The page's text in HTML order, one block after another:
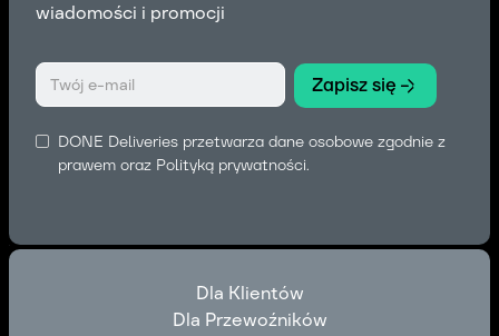
wiadomości i promocji
DONE Deliveries przetwarza dane osobowe zgodnie z
prawem oraz Polityką prywatności.
Dla Klientów
Dla Klientów
Dla Przewoźników